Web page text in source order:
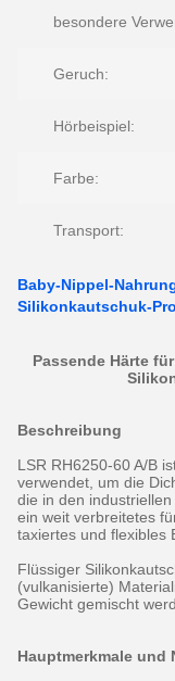
besondere
Geruch:
Hörbeispiel:
Farbe:
Transport:
Baby-Nippel-
Silikonkautschuk-
Passende Härte
Beschreibung
LSR RH6250-60 A/B
verwendet, um die
die in den
ein weit verbreitetes
taxiertes und flexibles
Flüssiger
(vulkanisierte)
Gewicht gemischt
Hauptmerkmale und